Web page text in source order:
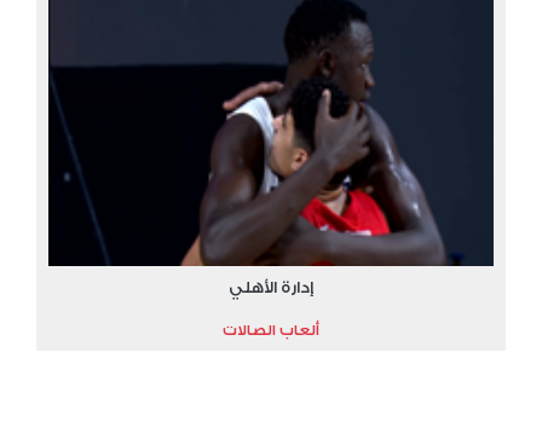
إدارة الأهلي
ألعاب الصالات